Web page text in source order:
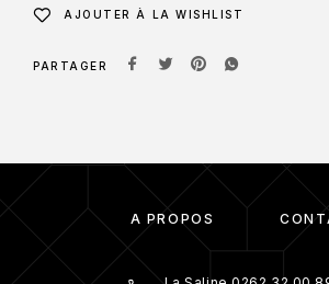
AJOUTER À LA WISHLIST
PARTAGER
À PROPOS